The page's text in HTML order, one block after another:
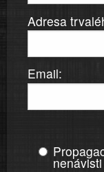
Adresa
Email:
nenávisti